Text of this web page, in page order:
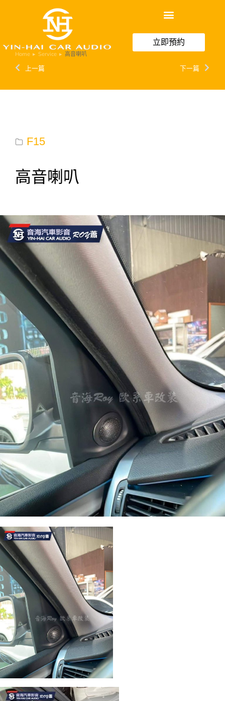
立即預約
You are here:
Home Service 高音喇叭
上一篇 下一篇
F15
高音喇叭